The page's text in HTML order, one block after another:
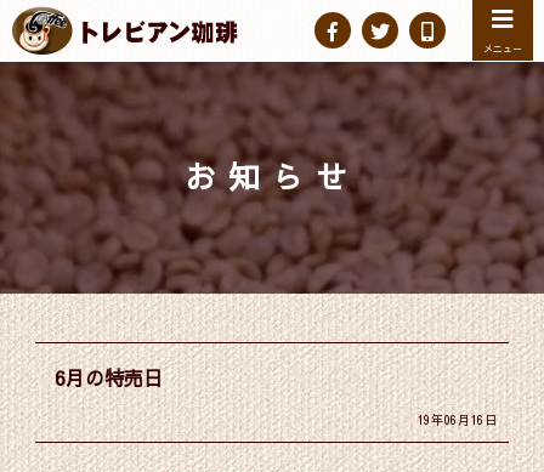
メニュー
お知らせ
6月の特売日
19年06月16日